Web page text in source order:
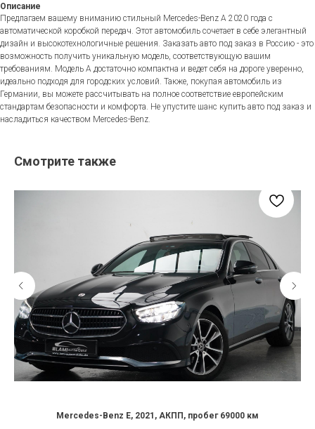
Описание
Предлагаем вашему вниманию стильный Mercedes-Benz A 2020 года с
автоматической коробкой передач. Этот автомобиль сочетает в себе элегантный
дизайн и высокотехнологичные решения. Заказать авто под заказ в Россию - это
возможность получить уникальную модель, соответствующую вашим
требованиям. Модель A достаточно компактна и ведет себя на дороге уверенно,
идеально подходя для городских условий. Также, покупая автомобиль из
Германии, вы можете рассчитывать на полное соответствие европейским
стандартам безопасности и комфорта. Не упустите шанс купить авто под заказ и
насладиться качеством Mercedes-Benz.
Смотрите также
Mercedes-Benz E, 2021, АКПП, пробег 69000 км